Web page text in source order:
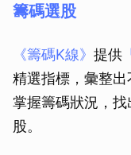
籌碼選股
《籌碼K線》 提供
精選指標，彙整
掌握籌碼狀況，
股。